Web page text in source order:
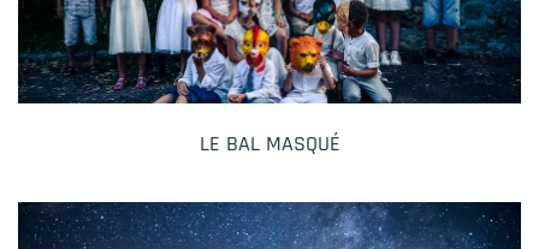
LE BAL MASQUÉ